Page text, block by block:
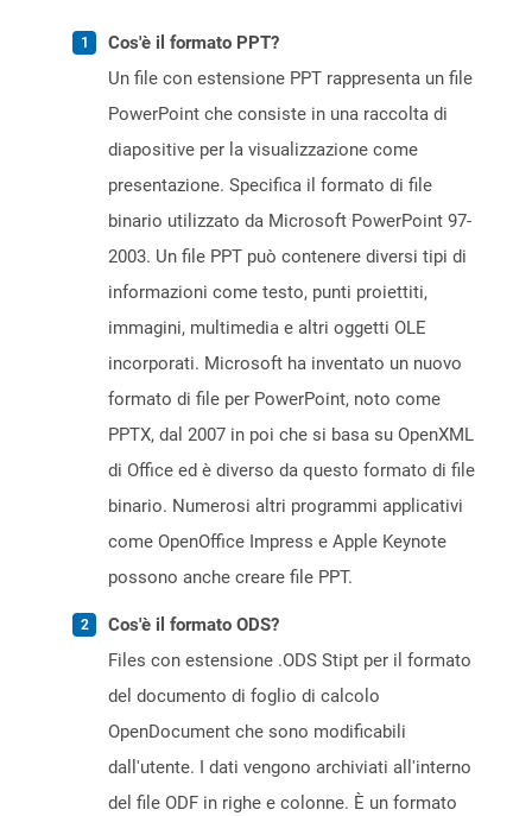
Cos'è il formato PPT?
Un file con estensione PPT rappresenta un file
PowerPoint che consiste in una raccolta di
diapositive per la visualizzazione come
presentazione. Specifica il formato di file
binario utilizzato da Microsoft PowerPoint 97-
2003. Un file PPT può contenere diversi tipi di
informazioni come testo, punti proiettiti,
immagini, multimedia e altri oggetti OLE
incorporati. Microsoft ha inventato un nuovo
formato di file per PowerPoint, noto come
PPTX, dal 2007 in poi che si basa su OpenXML
di Office ed è diverso da questo formato di file
binario. Numerosi altri programmi applicativi
come OpenOffice Impress e Apple Keynote
possono anche creare file PPT.
Cos'è il formato ODS?
Files con estensione .ODS Stipt per il formato
del documento di foglio di calcolo
OpenDocument che sono modificabili
dall'utente. I dati vengono archiviati all'interno
del file ODF in righe e colonne. È un formato